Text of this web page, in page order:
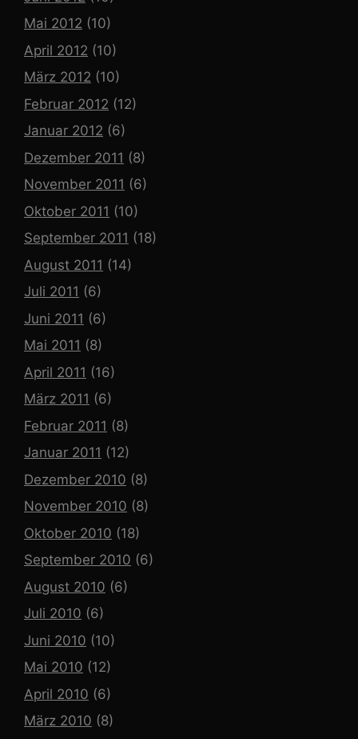
Mai 2012 (10)
April 2012 (10)
März 2012 (10)
Februar 2012 (12)
Januar 2012 (6)
Dezember 2011 (8)
November 2011 (6)
Oktober 2011 (10)
September 2011 (18)
August 2011 (14)
Juli 2011 (6)
Juni 2011 (6)
Mai 2011 (8)
April 2011 (16)
März 2011 (6)
Februar 2011 (8)
Januar 2011 (12)
Dezember 2010 (8)
November 2010 (8)
Oktober 2010 (18)
September 2010 (6)
August 2010 (6)
Juli 2010 (6)
Juni 2010 (10)
Mai 2010 (12)
April 2010 (6)
März 2010 (8)